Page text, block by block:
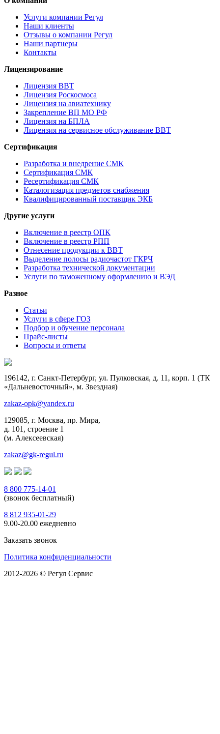
Услуги компании Регул
Наши клиенты
Отзывы о компании Регул
Наши партнеры
Контакты
Лицензирование
Лицензия ВВТ
Лицензия Роскосмоса
Лицензия на авиатехнику
Закрепление ВП МО РФ
Лицензия на БПЛА
Лицензия на сервисное обслуживание ВВТ
Сертификация
Разработка и внедрение СМК
Сертификация СМК
Ресертификация СМК
Каталогизация предметов снабжения
Квалифицированный поставщик ЭКБ
Другие услуги
Включение в реестр ОПК
Включение в реестр РПП
Отнесение продукции к ВВТ
Выделение полосы радиочастот ГКРЧ
Разработка технической документации
Услуги по таможенному оформлению и ВЭД
Разное
Статьи
Услуги в сфере ГОЗ
Подбор и обучение персонала
Прайс-листы
Вопросы и ответы
196142, г. Санкт-Петербург, ул. Пулковская, д. 11, корп. 1 (ТК
«Дальневосточный», м. Звездная)
zakaz-opk@yandex.ru
129085, г. Москва, пр. Мира,
д. 101, строение 1
(м. Алексеевская)
zakaz@gk-regul.ru
8 800 775-14-01
(звонок бесплатный)
8 812 935-01-29
9.00-20.00 ежедневно
Заказать звонок
Политика конфиденциальности
2012-2026 © Регул Сервис